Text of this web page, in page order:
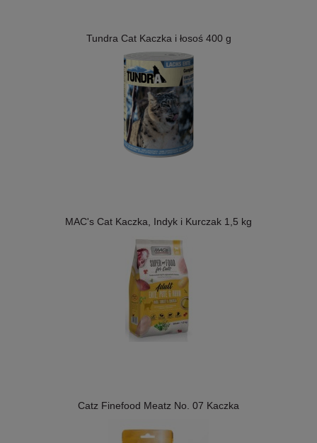
Tundra Cat Kaczka i łosoś 400 g
MAC's Cat Kaczka, Indyk i Kurczak 1,5 kg
Catz Finefood Meatz No. 07 Kaczka